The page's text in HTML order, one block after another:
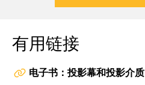
有用链接
电子书：投影幕和投影介质